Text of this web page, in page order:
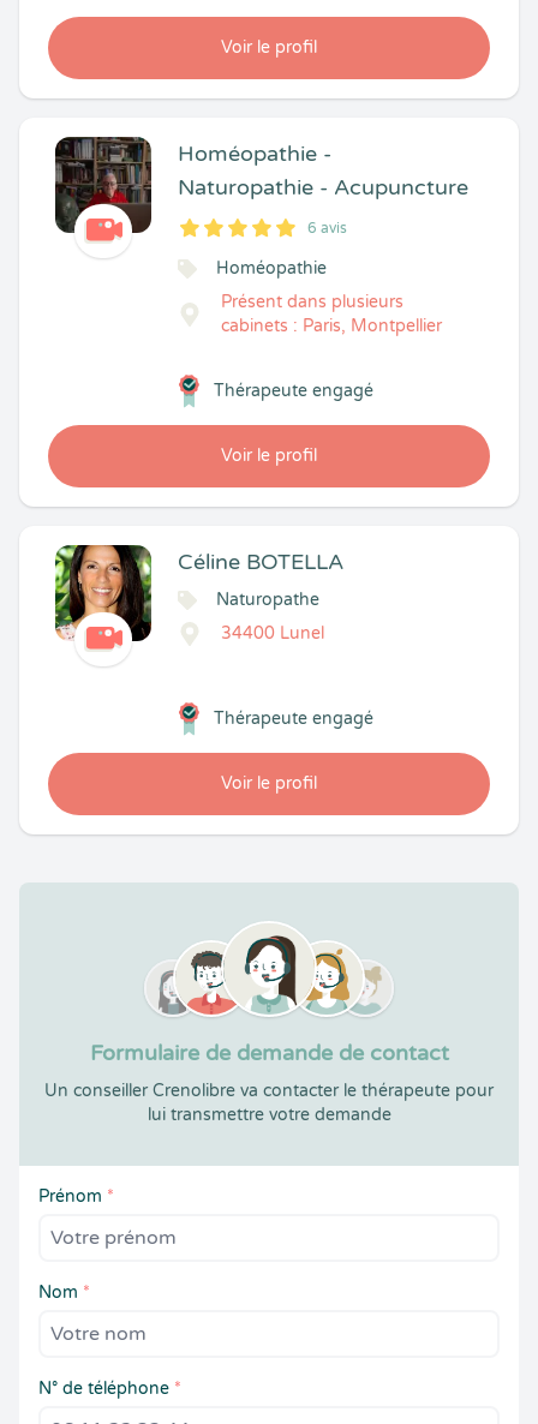
Voir le profil
Homéopathie -
Naturopathie - Acupuncture
5
1
5
6 6 avis
Homéopathie
Présent dans plusieurs
cabinets : Paris, Montpellier
Voir le profil
Thérapeute engagé
Céline BOTELLA
Naturopathe
34400 Lunel
Voir le profil
Thérapeute engagé
Formulaire de demande de contact
Un conseiller Crenolibre va contacter le thérapeute pour
lui transmettre votre demande
Prénom *
Nom *
N° de téléphone *